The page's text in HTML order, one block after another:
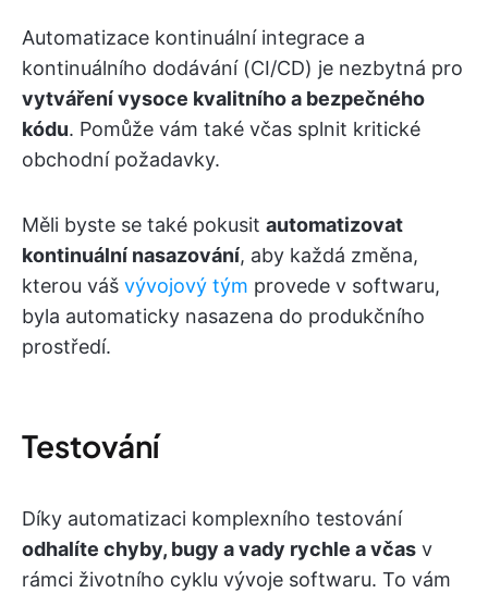
Automatizace kontinuální integrace a
kontinuálního dodávání (CI/CD) je nezbytná pro
vytváření vysoce kvalitního a bezpečného
kódu. Pomůže vám také včas splnit kritické
obchodní požadavky.
Měli byste se také pokusit automatizovat
kontinuální nasazování, aby každá změna,
kterou váš vývojový tým provede v softwaru,
byla automaticky nasazena do produkčního
prostředí.
Testování
Díky automatizaci komplexního testování
odhalíte chyby, bugy a vady rychle a včas v
rámci životního cyklu vývoje softwaru. To vám